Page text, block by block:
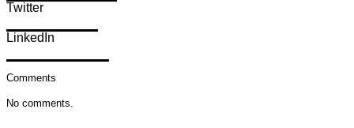
Twitter
LinkedIn
Comments
No comments.